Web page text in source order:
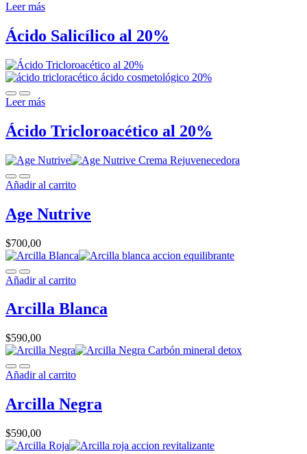
Leer más
Ácido Salicílico al 20%
Leer más
Ácido Tricloroacético al 20%
Añadir al carrito
Age Nutrive
$700,00
Añadir al carrito
Arcilla Blanca
$590,00
Añadir al carrito
Arcilla Negra
$590,00